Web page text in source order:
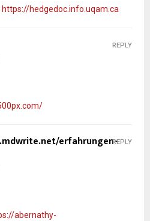
https://hedgedoc.info.uqam.ca
REPLY
erfahrungen-
abernathy-
REPLY